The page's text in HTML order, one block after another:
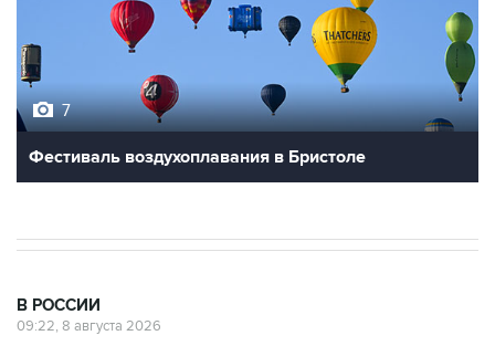
7
Фестиваль воздухоплавания в Бристоле
В РОССИИ
09:22, 8 августа 2026